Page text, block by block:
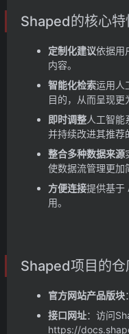
Shaped的核心特
定制化建议依据用
内容。
智能化检索运用人
目的，从而呈现更
即时调整人工智能
并持续改进其推荐
整合多种数据来源
使数据流管理更加
方便连接提供基于
用。
Shaped项目的仓
官方网站产品版块
接口网址：访问
https://